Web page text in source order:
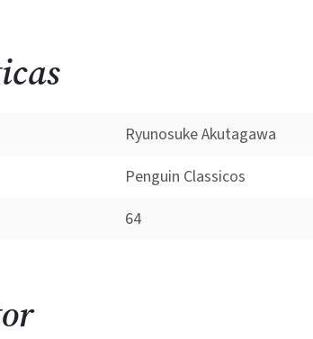
Ryunosuke Akutagawa
Penguin Classicos
64